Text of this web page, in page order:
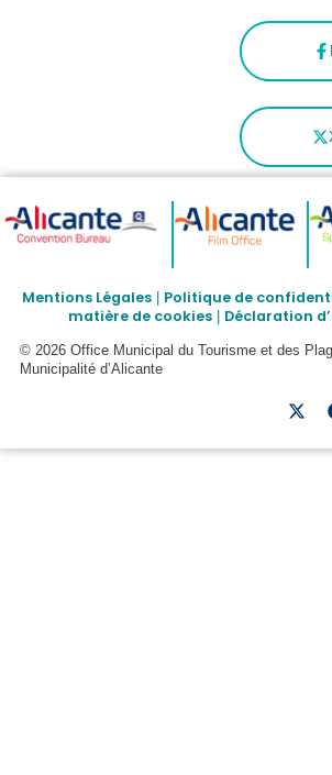
Mentions Légales | Politique de
matière de cookies| Déclaration
© 2026 Office Municipal du Tourisme et des
Municipalité d’Alicante